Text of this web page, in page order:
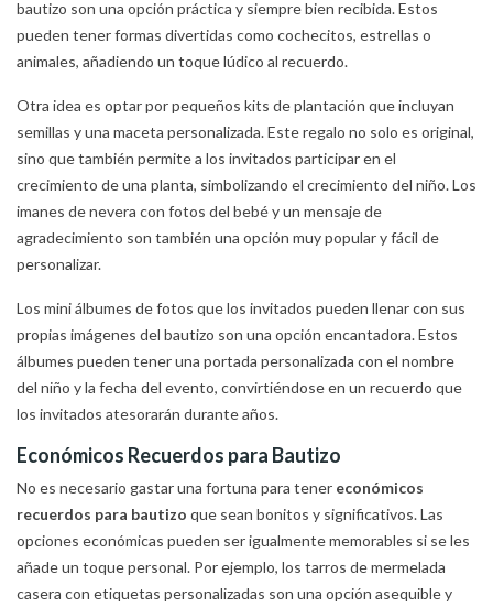
bautizo son una opción práctica y siempre bien recibida. Estos
pueden tener formas divertidas como cochecitos, estrellas o
animales, añadiendo un toque lúdico al recuerdo.
Otra idea es optar por pequeños kits de plantación que incluyan
semillas y una maceta personalizada. Este regalo no solo es original,
sino que también permite a los invitados participar en el
crecimiento de una planta, simbolizando el crecimiento del niño. Los
imanes de nevera con fotos del bebé y un mensaje de
agradecimiento son también una opción muy popular y fácil de
personalizar.
Los mini álbumes de fotos que los invitados pueden llenar con sus
propias imágenes del bautizo son una opción encantadora. Estos
álbumes pueden tener una portada personalizada con el nombre
del niño y la fecha del evento, convirtiéndose en un recuerdo que
los invitados atesorarán durante años.
Económicos Recuerdos para Bautizo
No es necesario gastar una fortuna para tener económicos
recuerdos para bautizo que sean bonitos y significativos. Las
opciones económicas pueden ser igualmente memorables si se les
añade un toque personal. Por ejemplo, los tarros de mermelada
casera con etiquetas personalizadas son una opción asequible y